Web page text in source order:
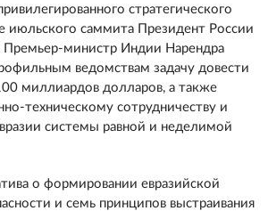
стратегического
июльского саммита Президент России
министр Индии Нарендра
ведомствам задачу довести
миллиардов долларов, а также
техническому сотрудничеству и
системы равной и неделимой
о формировании евразийской
и семь принципов выстраивания